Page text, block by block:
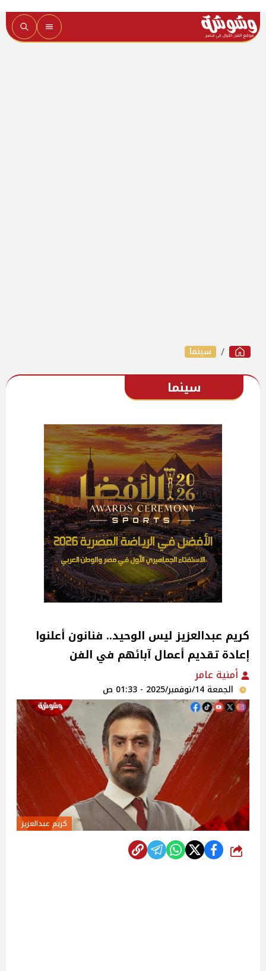
سينما
سينما
كريم عبدالعزيز ليس الوحيد.. فنانون أعلنوا
إعادة تقديم أعمال آبائهم في الفن
أمنية عامر
الجمعة 14/نوفمبر/2025 - 01:33 ص
كريم عبدالعزيز
شارك